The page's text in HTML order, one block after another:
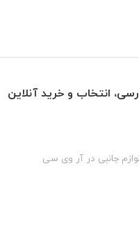
انتخاب و خرید آنلاین
جانبی در آر وی سی